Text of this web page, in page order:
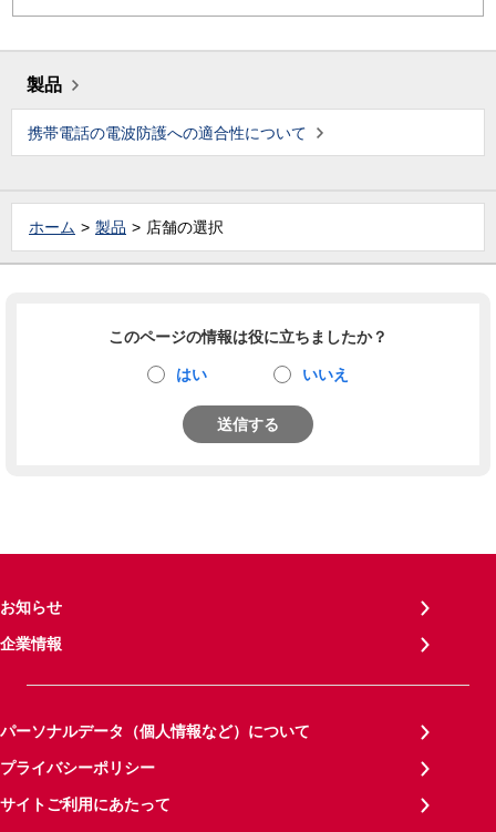
製品
携帯電話の電波防護への適合性について
ホーム 製品 店舗の選択
このページの情報は役に立ちましたか？
はい いいえ
送信する
お知らせ
企業情報
パーソナルデータ（個人情報など）について
プライバシーポリシー
サイトご利用にあたって